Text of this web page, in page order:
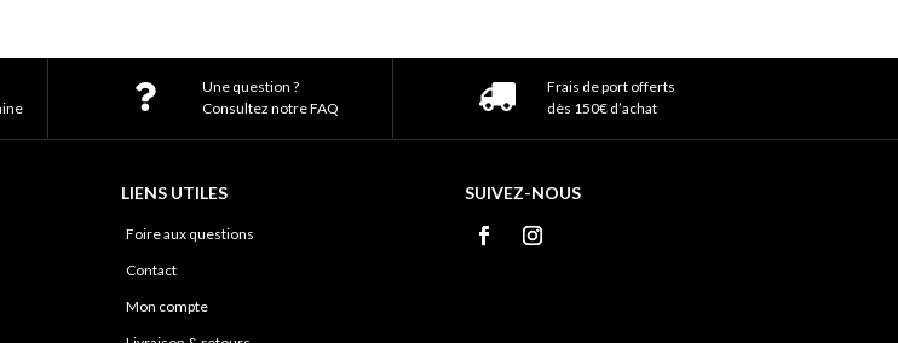
Une question ?
Consultez notre FAQ
Frais de port offerts
dès 150€ d’achat
LIENS UTILES
Foire aux questions
Contact
Mon compte
SUIVEZ-NOUS